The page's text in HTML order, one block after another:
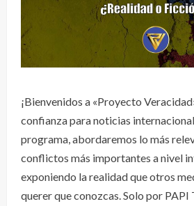
¡Bienvenidos a «Proyecto
confianza para noticias
programa, abordaremos lo más
conflictos más importantes a nivel
exponiendo la realidad que otros
querer que conozcas. Solo por